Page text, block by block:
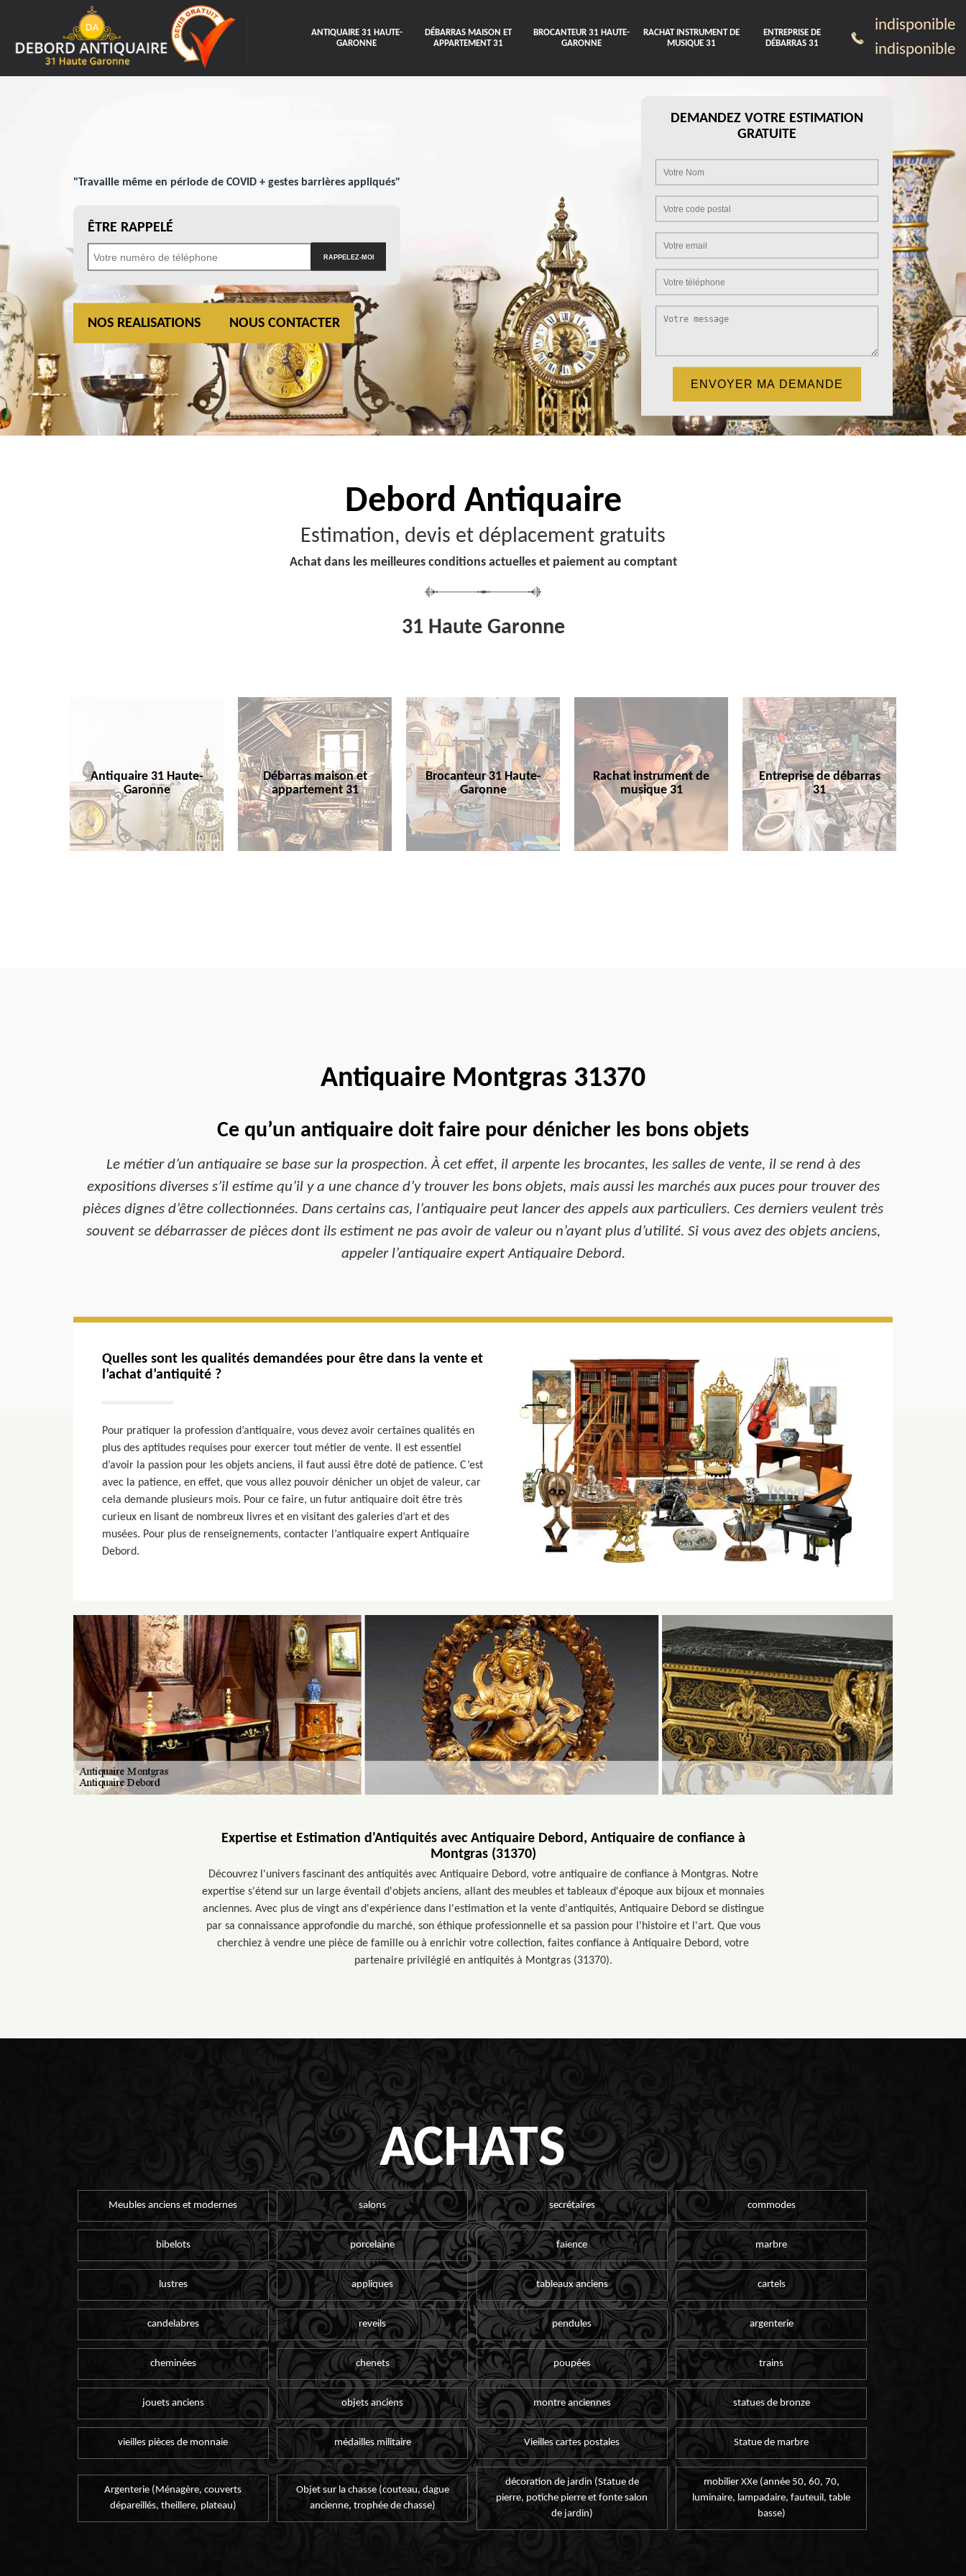
ANTIQUAIRE 31 HAUTE-
GARONNE
DÉBARRAS MAISON ET
APPARTEMENT 31
BROCANTEUR 31 HAUTE-
GARONNE
RACHAT INSTRUMENT DE
MUSIQUE 31
ENTREPRISE DE
DÉBARRAS 31
indisponible
indisponible
"Travaille même en période de COVID + gestes barrières appliqués"
ÊTRE RAPPELÉ
NOS REALISATIONS NOUS CONTACTER
DEMANDEZ VOTRE ESTIMATION
GRATUITE
Debord Antiquaire
Estimation, devis et déplacement gratuits
Achat dans les meilleures conditions actuelles et paiement au comptant
31 Haute Garonne
Antiquaire 31 Haute-
Garonne
Débarras maison et
appartement 31
Brocanteur 31 Haute-
Garonne
Rachat instrument de
musique 31
Entreprise de débarras
31
Antiquaire Montgras 31370
Ce qu’un antiquaire doit faire pour dénicher les bons objets
Le métier d’un antiquaire se base sur la prospection. À cet effet, il arpente les brocantes, les salles de vente, il se rend à des
expositions diverses s’il estime qu’il y a une chance d’y trouver les bons objets, mais aussi les marchés aux puces pour trouver des
pièces dignes d’être collectionnées. Dans certains cas, l’antiquaire peut lancer des appels aux particuliers. Ces derniers veulent très
souvent se débarrasser de pièces dont ils estiment ne pas avoir de valeur ou n’ayant plus d’utilité. Si vous avez des objets anciens,
appeler l’antiquaire expert Antiquaire Debord.
Quelles sont les qualités demandées pour être dans la vente et
l’achat d’antiquité ?
Pour pratiquer la profession d’antiquaire, vous devez avoir certaines qualités en
plus des aptitudes requises pour exercer tout métier de vente. Il est essentiel
d’avoir la passion pour les objets anciens, il faut aussi être doté de patience. C’est
avec la patience, en effet, que vous allez pouvoir dénicher un objet de valeur, car
cela demande plusieurs mois. Pour ce faire, un futur antiquaire doit être très
curieux en lisant de nombreux livres et en visitant des galeries d’art et des
musées. Pour plus de renseignements, contacter l’antiquaire expert Antiquaire
Debord.
Expertise et Estimation d'Antiquités avec Antiquaire Debord, Antiquaire de confiance à
Montgras (31370)
Découvrez l'univers fascinant des antiquités avec Antiquaire Debord, votre antiquaire de confiance à Montgras. Notre
expertise s'étend sur un large éventail d'objets anciens, allant des meubles et tableaux d'époque aux bijoux et monnaies
anciennes. Avec plus de vingt ans d'expérience dans l'estimation et la vente d'antiquités, Antiquaire Debord se distingue
par sa connaissance approfondie du marché, son éthique professionnelle et sa passion pour l'histoire et l'art. Que vous
cherchiez à vendre une pièce de famille ou à enrichir votre collection, faites confiance à Antiquaire Debord, votre
partenaire privilégié en antiquités à Montgras (31370).
ACHATS
Meubles anciens et modernes salons secrétaires commodes
bibelots porcelaine faïence marbre
lustres appliques tableaux anciens cartels
candelabres reveils pendules argenterie
cheminées chenets poupées trains
jouets anciens objets anciens montre anciennes statues de bronze
vieilles pièces de monnaie médailles militaire Vieilles cartes postales Statue de marbre
Argenterie (Ménagère, couverts
dépareillés, theillere, plateau)
Objet sur la chasse (couteau, dague
ancienne, trophée de chasse)
décoration de jardin (Statue de
pierre, potiche pierre et fonte salon
de jardin)
mobilier XXe (année 50, 60, 70,
luminaire, lampadaire, fauteuil, table
basse)